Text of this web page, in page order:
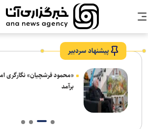
پیشنهاد سردبیر
«محمود فرشچیان» نگارگری
برآمد